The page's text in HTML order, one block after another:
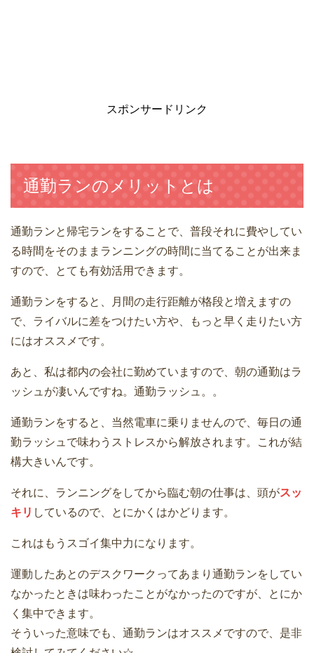
スポンサードリンク
通勤ランのメリットとは
通勤ランと帰宅ランをすることで、普段それに費やしてい
る時間をそのままランニングの時間に当てることが出来ま
すので、とても有効活用できます。
通勤ランをすると、月間の走行距離が格段と増えますの
で、ライバルに差をつけたい方や、もっと早く走りたい方
にはオススメです。
あと、私は都内の会社に勤めていますので、朝の通勤はラ
ッシュが凄いんですね。通勤ラッシュ。。
通勤ランをすると、当然電車に乗りませんので、毎日の通
勤ラッシュで味わうストレスから解放されます。これが結
構大きいんです。
それに、ランニングをしてから臨む朝の仕事は、頭がスッ
キリ しているので、とにかくはかどります。
これはもうスゴイ集中力になります。
運動したあとのデスクワークってあまり通勤ランをしてい
なかったときは味わったことがなかったのですが、とにか
く集中できます。
そういった意味でも、通勤ランはオススメですので、是非